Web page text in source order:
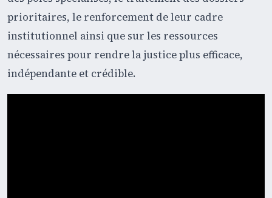
prioritaires, le renforcement de leur cadre
institutionnel ainsi que sur les ressources
nécessaires pour rendre la justice plus efficace,
indépendante et crédible.